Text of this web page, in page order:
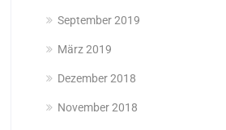
September 2019
März 2019
Dezember 2018
November 2018